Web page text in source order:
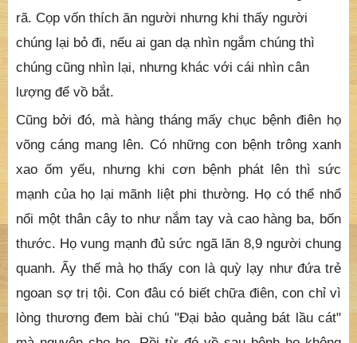
Từ đó động mối mới có Tăng chúng và tín đồ, và cũng
từ đó động mới chứa đựng những món ăn, gạo, nếp,
đậu, mè của đồng nội. Sự kiện đông đảo có lẽ là một
nguyên nhân cho "Tịnh diệt động sanh" vậy.
Theo sự xác nhận của quần chúng thì từ đây núi rừng
tự nó đã khoác lên bộ mặt mới - hiền hòa nhưng rộn
rã. Cọp vốn thích ăn người nhưng khi thấy người
chúng lại bỏ đi, nếu ai gan dạ nhìn ngắm chúng thì
chúng cũng nhìn lại, nhưng khác với cái nhìn cân
lượng để vồ bắt.
Cũng bởi đó, mà hàng tháng mấy chục bệnh điên họ
võng cáng mang lên. Có những con bệnh trông xanh
xao ốm yếu, nhưng khi cơn bệnh phát lên thì sức